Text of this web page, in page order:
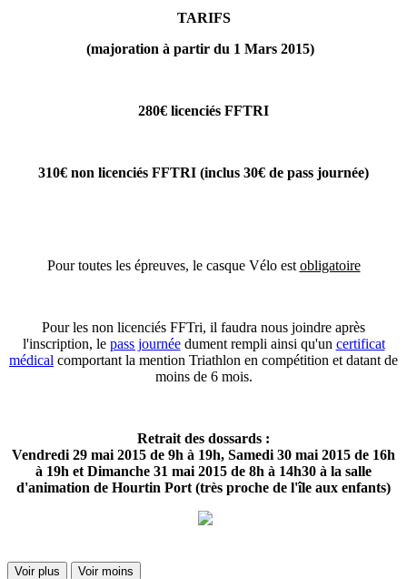
TARIFS
(majoration à partir du 1 Mars 2015)
280€ licenciés FFTRI
310€ non licenciés FFTRI (inclus 30€ de pass journée)
Pour toutes les épreuves, le casque Vélo est obligatoire
Pour les non licenciés FFTri, il faudra nous joindre après
l'inscription, le pass journéedument rempli ainsi qu'un certificat
médical comportant la mention Triathlon en compétition et datant de
moins de 6 mois.
Retrait des dossards :
Vendredi 29 mai 2015 de 9h à 19h, Samedi 30 mai 2015 de 16h
à 19h et Dimanche 31 mai 2015 de 8h à 14h30 à la salle
d'animation de Hourtin Port (très proche de l'île aux enfants)
Voir plus Voir moins